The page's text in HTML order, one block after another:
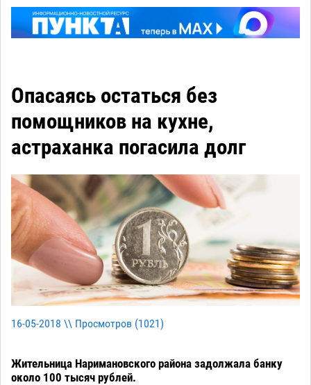
Опасаясь остаться без
помощников на кухне,
астраханка погасила долг
16-05-2018 \\ Просмотров (1021)
Жительница Наримановского района задолжала банку
около 100 тысяч рублей.